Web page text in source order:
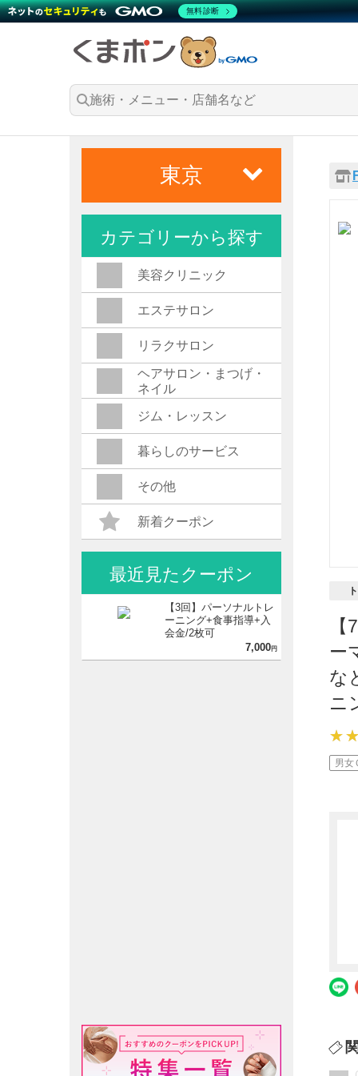
ー
な
ニ
男女
東京
カテゴリーから探す
美容クリニック
エステサロン
リラクサロン
ヘアサロン・まつげ・
ネイル
ジム・レッスン
暮らしのサービス
その他
新着クーポン
最近見たクーポン
【3回】パーソナルトレ
ーニング+食事指導+入
会金/2枚可
7,000円
無料診断